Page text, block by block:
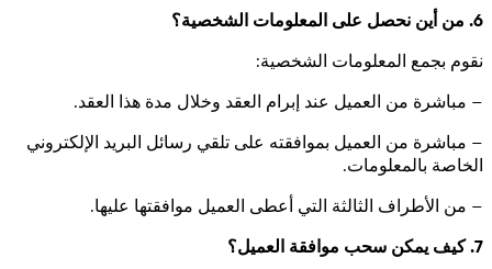
6. من أين نحصل على المعلومات الشخصية؟
نقوم بجمع المعلومات الشخصية:
– مباشرة من العميل عند إبرام العقد وخلال مدة هذا العقد.
– مباشرة من العميل بموافقته على تلقي رسائل البريد الإلكتروني
الخاصة بالمعلومات.
– من الأطراف الثالثة التي أعطى العميل موافقتها عليها.
7. كيف يمكن سحب موافقة العميل؟